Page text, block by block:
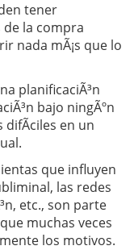
tener
la compra
nada mÃ¡s que lo
planificaciÃ³n
bajo ningÃºn
difÃ­ciles en un
que influyen
las redes
etc., son parte
muchas veces
los motivos.